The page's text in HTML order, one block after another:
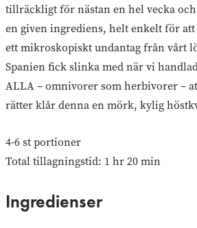
tillräckligt för nästan en hel vecka
en given ingrediens, helt enkelt för
ett mikroskopiskt undantag från vårt
Spanien fick slinka med när vi
ALLA – omnivorer som herbivorer –
rätter klår denna en mörk, kylig
4-6 st portioner
Total tillagningstid: 1 hr 20 min
Ingredienser